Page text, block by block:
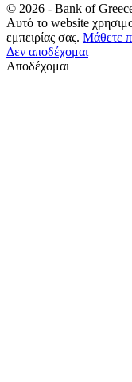
© 2026 - Bank of
Αυτό το website
εμπειρίας σας. Μάθετε
Δεν αποδέχομαι
Αποδέχομαι